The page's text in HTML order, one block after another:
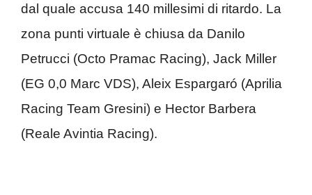
dal quale accusa 140 millesimi di ritardo. La
zona punti virtuale è chiusa da Danilo
Petrucci (Octo Pramac Racing), Jack Miller
(EG 0,0 Marc VDS), Aleix Espargaró (Aprilia
Racing Team Gresini) e Hector Barbera
(Reale Avintia Racing).